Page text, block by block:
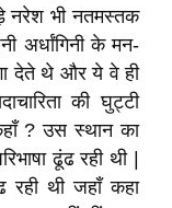
नरेश भी नतमस्तक
अर्धांगिनी के मन-
देते थे और ये वे ही
की घुट्टी
? उस स्थान का
ढूंढ रही थी |
रही थी जहाँ कहा